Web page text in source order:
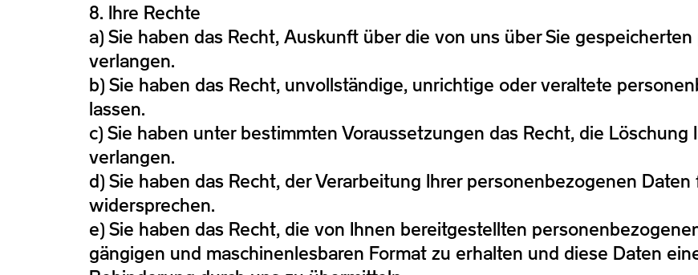
8. Ihre Rechte
a) Sie haben das Recht, Auskunft über die von uns über Sie
verlangen.
b) Sie haben das Recht, unvollständige, unrichtige oder veraltete
lassen.
c) Sie haben unter bestimmten Voraussetzungen das Recht, die
verlangen.
d) Sie haben das Recht, der Verarbeitung Ihrer personenbezogenen
widersprechen.
e) Sie haben das Recht, die von Ihnen bereitgestellten
gängigen und maschinenlesbaren Format zu erhalten und diese Daten